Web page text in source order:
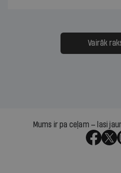
Vairāk
Mums ir pa ceļam — lasi